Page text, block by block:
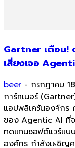
Gartner เตือน!
เสี่ยงเจอ
beer - กรกฎาคม
การ์ทเนอร์
แอปพลิเคชันองค์กร
ของ Agentic AI ที่จ
ทดแทนซอฟต์แวร์แบ
องค์กร กำลังเผชิญ